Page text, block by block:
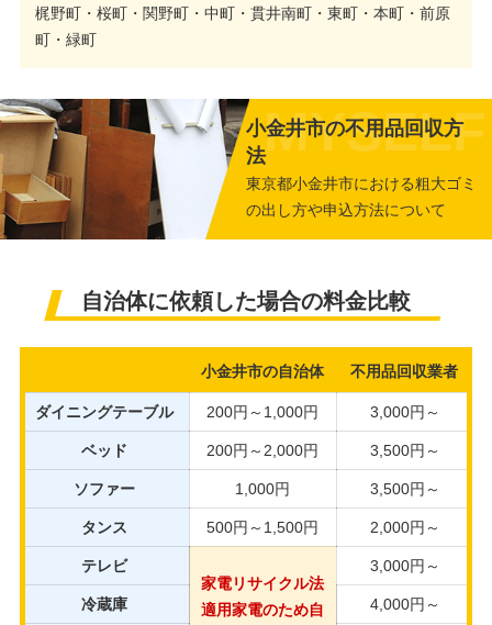
梶野町・桜町・関野町・中町・貫井南町・東町・本町・前原
町・緑町
小金井市の不用品回収方
法
東京都小金井市における粗大ゴミ
の出し方や申込方法について
自治体に依頼した場合の料金比較
小金井市の自治体 不用品回収業者
ダイニングテーブル 200円～1,000円 3,000円～
ベッド 200円～2,000円 3,500円～
ソファー 1,000円 3,500円～
タンス 500円～1,500円 2,000円～
テレビ
家電リサイクル法
適用家電のため自
3,000円～
冷蔵庫 4,000円～